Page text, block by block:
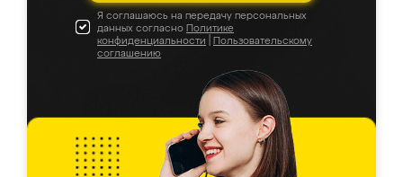
Я соглашаюсь на передачу персональных
данных согласно Политике
конфиденциальности
Пользовательскому
соглашению